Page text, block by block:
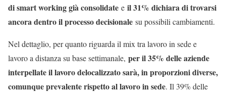
di smart working già consolidate e il 31% dichiara di trovarsi
ancora dentro il processo decisionale su possibili cambiamenti.
Nel dettaglio, per quanto riguarda il mix tra lavoro in sede e
lavoro a distanza su base settimanale, per il 35% delle aziende
interpellate il lavoro delocalizzato sarà, in proporzioni diverse,
comunque prevalente rispetto al lavoro in sede. Il 39% delle